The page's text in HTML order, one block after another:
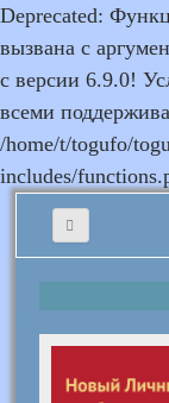
Deprecated:
вызвана с
с версии 6.9.0!
всеми
/home/t/togufo/
includes/